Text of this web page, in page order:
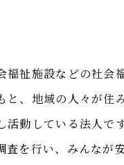
祉施設などの社会
、地域の人々が住
動している法人で
を行い、みんなが